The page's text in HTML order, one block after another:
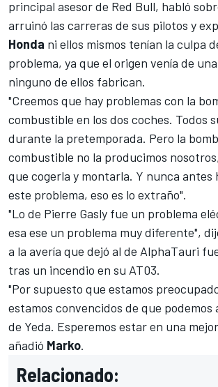
principal asesor de Red Bull, habló
arruinó las carreras de sus pilotos y
Honda ni ellos mismos tenían la culpa
problema, ya que el origen venía de
ninguno de ellos fabrican.
"Creemos que hay problemas con la
combustible en los dos coches. Todos
durante la pretemporada. Pero la
combustible no la producimos
que cogerla y montarla. Y nunca antes
este problema, eso es lo extraño".
"Lo de Pierre Gasly fue un problema
esa ese un problema muy diferente",
a la avería que dejó al de AlphaTauri
tras un incendio en su AT03.
"Por supuesto que estamos
estamos convencidos de que podemos
de Yeda. Esperemos estar en una
añadió Marko.
Relacionado: